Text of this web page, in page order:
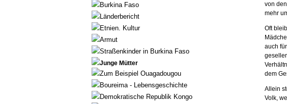
Burkina Faso
Länderbericht
Etnien. Kultur
Armut
Straßenkinder in Burkina Faso
Junge Mütter
Zum Beispiel Ouagadougou
Boureima - Lebensgeschichte
Demokratische Republik Kongo
von
mehr
Oft
auch
dem
Allein
Volk,